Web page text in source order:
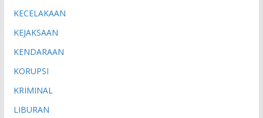
KECELAKAAN
KEJAKSAAN
KENDARAAN
KORUPSI
KRIMINAL
LIBURAN